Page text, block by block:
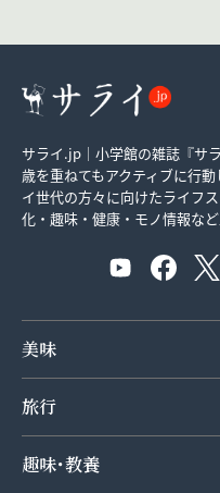
サライ.jp｜小学館の雑誌『サ
歳を重ねてもアクティブに行
イ世代の方々に向けたライフ
化・趣味・健康・モノ情報な
美味
旅行
趣味･教養